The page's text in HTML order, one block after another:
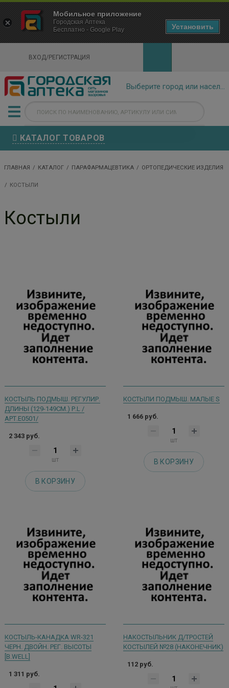
ВХОД/РЕГИСТРАЦИЯ
КАТАЛОГ ТОВАРОВ
ГЛАВНАЯ КАТАЛОГ ПАРАФАРМАЦЕВТИКА ОРТОПЕДИЧЕСКИЕ ИЗДЕЛИЯ
КОСТЫЛИ
Костыли
КОСТЫЛЬ ПОДМЫШ. РЕГУЛИР.
ДЛИНЫ (129-149СМ.) Р.L /
АРТ.Е0501/
2 343 руб.
шт
В КОРЗИНУ
КОСТЫЛИ ПОДМЫШ. МАЛЫЕ S
1 666 руб.
шт
В КОРЗИНУ
КОСТЫЛЬ-КАНАДКА WR-321
ЧЕРН. ДВОЙН. РЕГ. ВЫСОТЫ
[B.WELL]
1 311 руб.
НАКОСТЫЛЬНИК Д/ТРОСТЕЙ
КОСТЫЛЕЙ №28 (НАКОНЕЧНИК)
112 руб.
×
Городская Аптека Маркетплейс
- In Google Play
Мобильное приложение
Городская Аптека
Бесплатно - Google Play
Установить